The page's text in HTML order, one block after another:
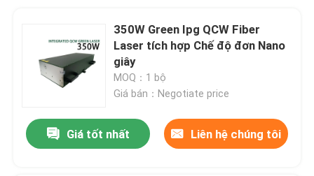
350W Green Ipg QCW Fiber
Laser tích hợp Chế độ đơn Nano
giây
MOQ：1 bộ
Giá bán：Negotiate price
Giá tốt nhất Liên hệ chúng tôi